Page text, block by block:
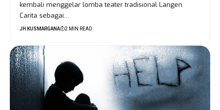
kembali menggelar lomba teater tradisional Langen
Carita sebagai…
JH KUSMARGANA 2 MIN READ